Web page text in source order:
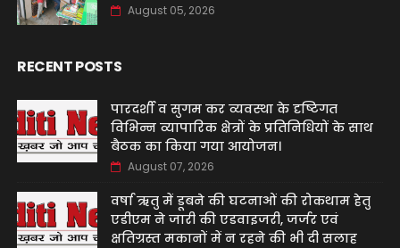
August 05, 2026
RECENT POSTS
पारदर्शी व सुगम कर व्यवस्था के दृष्टिगत
विभिन्न व्यापारिक क्षेत्रों के प्रतिनिधियों के साथ
बैठक का किया गया आयोजन।
August 07, 2026
वर्षा ऋतु में डूबने की घटनाओं की रोकथाम हेतु
एडीएम ने जारी की एडवाइजरी, जर्जर एवं
क्षतिग्रस्त मकानों में न रहने की भी दी सलाह